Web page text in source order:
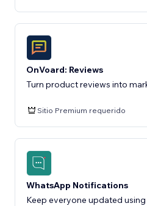
OnVoard: Reviews
Turn product reviews into
Sitio Premium requerido
WhatsApp Notifications
Keep everyone updated